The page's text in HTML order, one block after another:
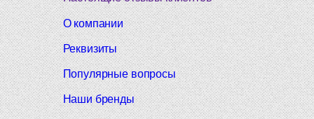
О компании
Реквизиты
Популярные вопросы
Наши бренды